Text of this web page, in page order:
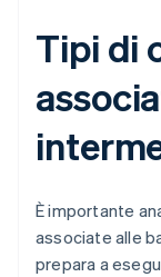
Tipi di
È importante
associate alle
prepara a